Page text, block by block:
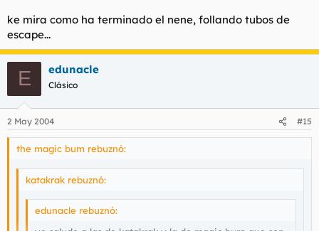
ke mira como ha terminado el nene, follando tubos de
escape...
E edunacle
Clásico
2 May 2004 #15
the magic bum rebuznó:
katakrak rebuznó:
edunacle rebuznó: